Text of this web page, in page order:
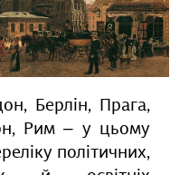
Берлін, Прага,
Рим ‒ у цьому
політичних,